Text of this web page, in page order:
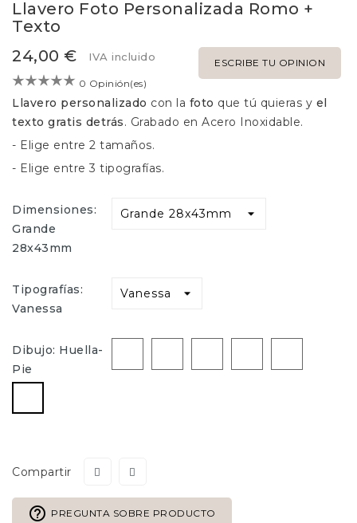
Llavero Foto Personalizada Romo +
Texto
24,00 €
ESCRIBE TU OPINION
IVA incluido
0 Opinión(es)
Llavero personalizado con la foto que tú quieras y el
texto gratis detrás. Grabado en Acero Inoxidable.
- Elige entre 2 tamaños.
- Elige entre 3 tipografías.
Dimensiones:
Grande
28x43mm
Tipografías:
Vanessa
Dibujo: Huella-
Pie
dibujo
Doble
Pie
Compartir
help_outline PREGUNTA SOBRE PRODUCTO